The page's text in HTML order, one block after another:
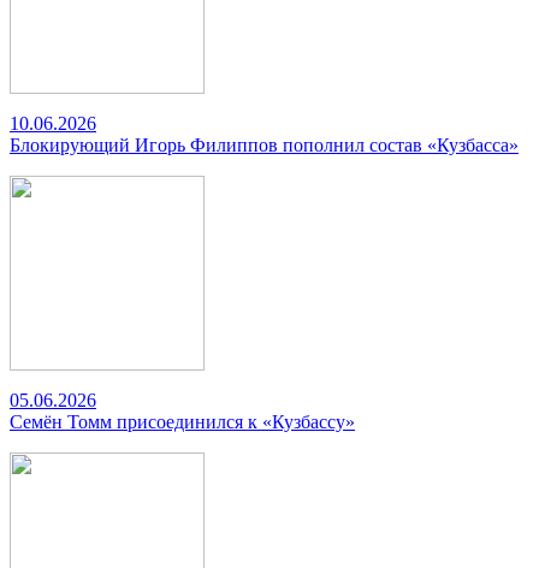
10.06.2026
Блокирующий Игорь Филиппов пополнил состав «Кузбасса»
05.06.2026
Семён Томм присоединился к «Кузбассу»